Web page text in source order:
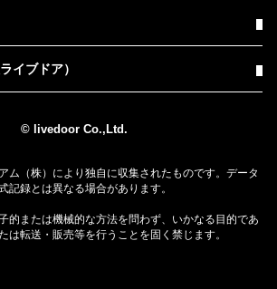
イブドア）
© livedoor Co.,Ltd.
ム（株）により独自に収集されたものです。データ
記録とは異なる場合があります。
的または機械的な方法を問わず、いかなる目的であ
は転送・販売等を行うことを固く禁じます。